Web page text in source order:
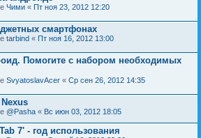
Чими « Пт ноя 23, 2012 12:20
смартфонах
tarbind « Пт ноя 16, 2012 13:00
Помогите с набором необходимых
SvyatoslavAcer « Ср сен 26, 2012 14:35
@Pasha « Вс июн 03, 2012 18:05
7' - год использования